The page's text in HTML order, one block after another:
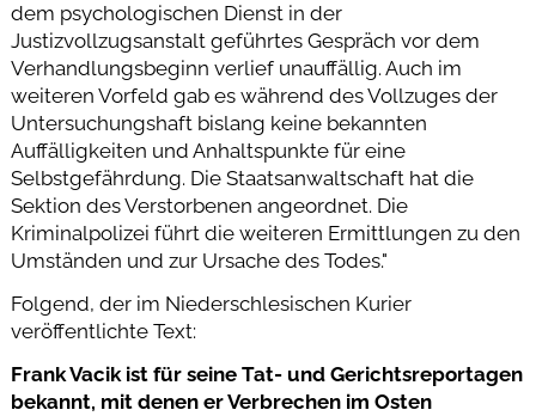
dem psychologischen Dienst in der
Justizvollzugsanstalt geführtes Gespräch vor dem
Verhandlungsbeginn verlief unauffällig. Auch im
weiteren Vorfeld gab es während des Vollzuges der
Untersuchungshaft bislang keine bekannten
Auffälligkeiten und Anhaltspunkte für eine
Selbstgefährdung. Die Staatsanwaltschaft hat die
Sektion des Verstorbenen angeordnet. Die
Kriminalpolizei führt die weiteren Ermittlungen zu den
Umständen und zur Ursache des Todes."
Folgend, der im Niederschlesischen Kurier
veröffentlichte Text:
Frank Vacik ist für seine Tat- und Gerichtsreportagen
bekannt, mit denen er Verbrechen im Osten